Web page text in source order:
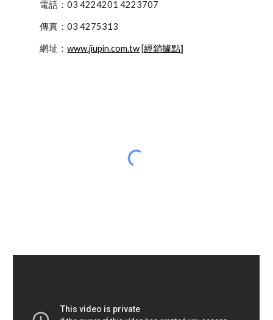
            電話：03 4224201 4223707
            傳真：03 4275313
            網址：
www.jiupin.com.tw [經銷據點]